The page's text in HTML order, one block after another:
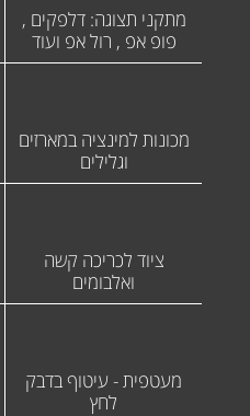
מתקני תצוגה: דלפקים ,
פופ אפ , רול אפ ועוד
מכונות למינציה במארזים
וגלילים
ציוד לכריכה קשה
ואלבומים
מעטפית - עיטוף בדבק
לחץ